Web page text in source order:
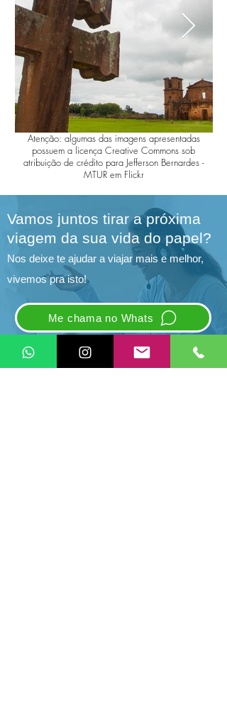
Atenção: algumas das imagens apresentadas
possuem a licença Creative Commons sob
atribuição de crédito para Jefferson Bernardes -
MTUR em Flickr
Vamos juntos tirar a próxima
viagem da sua vida do papel?
Nos deixe te ajudar a viajar mais e melhor,
vivemos pra isto!
Me chama no Whats